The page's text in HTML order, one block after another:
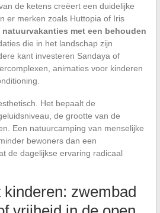
de ketens creëert een duidelijke
er merken zoals Huttopia of Iris
natuurvakanties met een behouden
die in het landschap zijn
kant investeren Sandaya of
animaties voor kinderen
Het bepaalt de
de grootte van de
Een natuurcamping van menselijke
bewoners dan een
de dagelijkse ervaring radicaal
zwembad